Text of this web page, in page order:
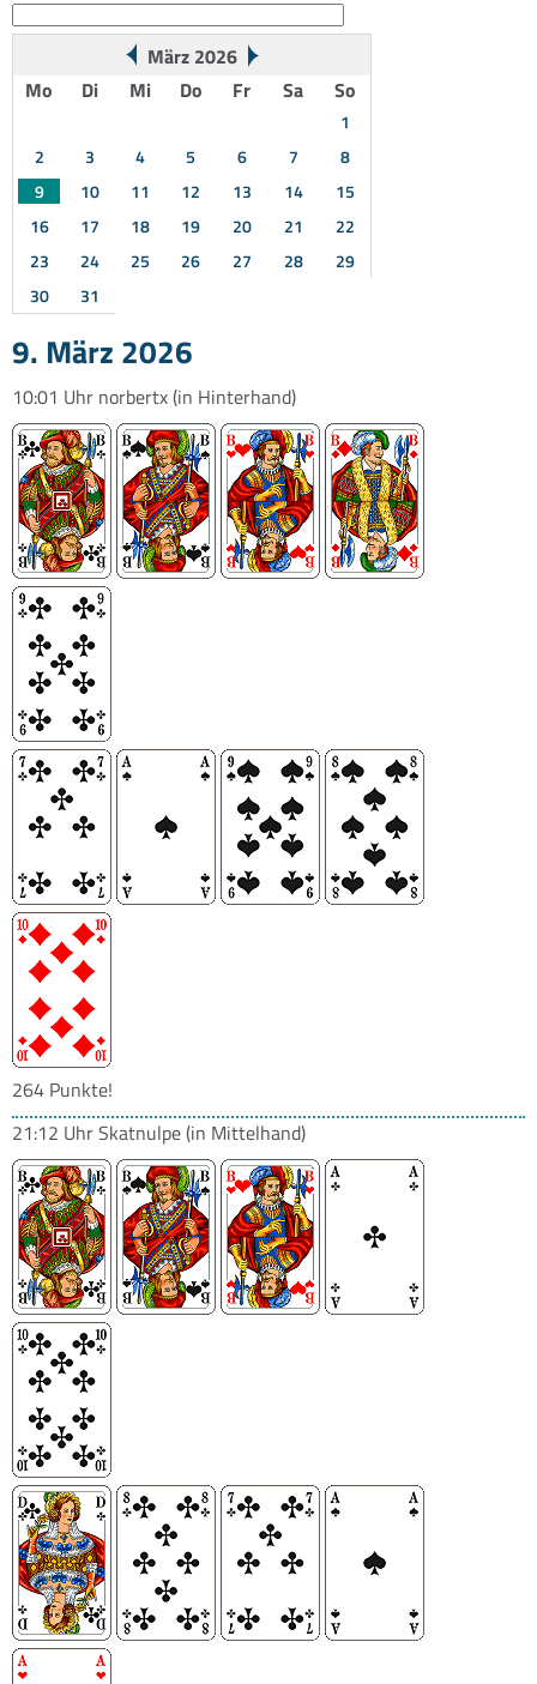
März 2026
Mo
Di Mi Do Fr Sa So
1
2
3 4 5 6 7
8
9
10 11 12 13 14
15
16
17 18 19 20 21
22
23
24 25 26 27 28
29
30
31
9. März 2026
10:01 Uhr norbertx(in Hinterhand)
264 Punkte!
21:12 UhrSkatnulpe(in Mittelhand)